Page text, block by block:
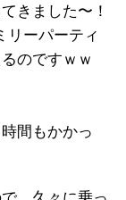
きました〜！
リーパーティ
のですｗｗ
間もかかっ